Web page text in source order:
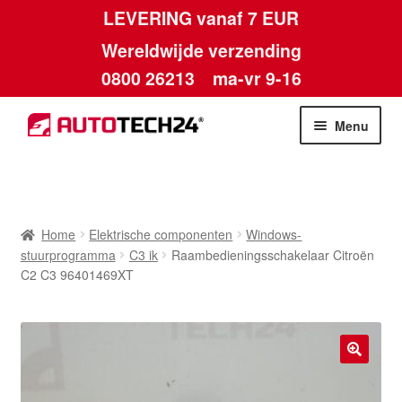
LEVERING vanaf 7 EUR
Wereldwijde verzending
0800 26213 ma-vr 9-16
Skip
to
Skip
to
Menu
Algemene voorwaarden
Betalingen
Home Elektrische componenten
Windows-
stuurprogramma
C3 ik
Raambedieningsschakelaar Citroën
C2 C3 96401469XT